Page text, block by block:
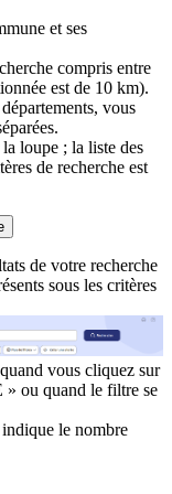
et ses
compris entre
est de 10 km).
vous
loupe ; la liste des
de recherche est
de votre recherche
sous les critères
vous cliquez sur
ou quand le filtre se
le nombre